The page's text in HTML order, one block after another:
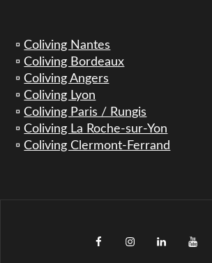
▫️Coliving Nantes
▫️Coliving Bordeaux
▫️Coliving Angers
▫️Coliving Lyon
▫️Coliving Paris / Rungis
▫️Coliving La Roche-sur-Yon
▫️Coliving Clermont-Ferrand
facebookinstagramLinkedIn